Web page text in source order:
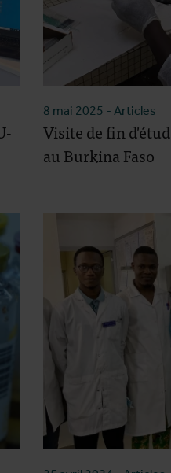
8 mai 2025 - Articles
Visite de fin
au Burkina Faso